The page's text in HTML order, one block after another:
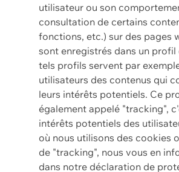
utilisateur ou son
consultation de certains
fonctions, etc.) sur des pages
sont enregistrés dans un
tels profils servent par
utilisateurs des contenus qui
leurs intérêts potentiels. Ce
également appelé "tracking",
intérêts potentiels des
où nous utilisons des cookies
de "tracking", nous vous en
dans notre déclaration de